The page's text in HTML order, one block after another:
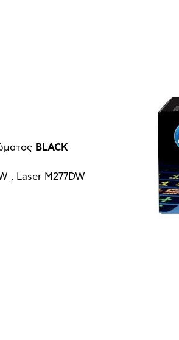
BLACK
, Laser M277DW